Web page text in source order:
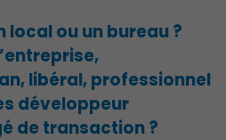
local ou un bureau ?
libéral, professionnel
développeur
de transaction ?